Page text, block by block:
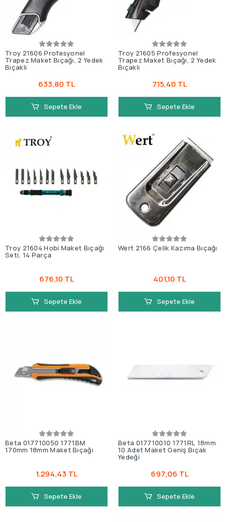
Troy 21606 Profesyonel
Trapez Maket Bıçağı, 2 Yedek
Bıçaklı
633,80 TL
Sepete Ekle
Troy 21605 Profesyonel
Trapez Maket Bıçağı, 2 Yedek
Bıçaklı
715,40 TL
Sepete Ekle
Troy 21604 Hobi Maket Bıçağı
Seti, 14 Parça
676,10 TL
Sepete Ekle
Wert 2166 Çelik Kazıma Bıçağı
401,10 TL
Sepete Ekle
Beta 017710050 1771BM
170mm 18mm Maket Bıçağı
1.294,43 TL
Sepete Ekle
Beta 017710010 1771RL 18mm
10 Adet Maket Geniş Bıçak
Yedeği
697,06 TL
Sepete Ekle